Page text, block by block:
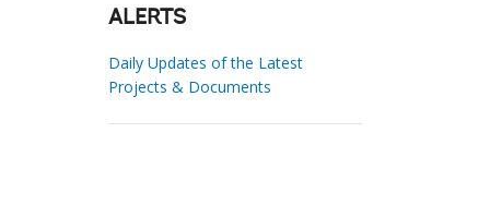
ALERTS
Daily Updates of the Latest
Projects & Documents